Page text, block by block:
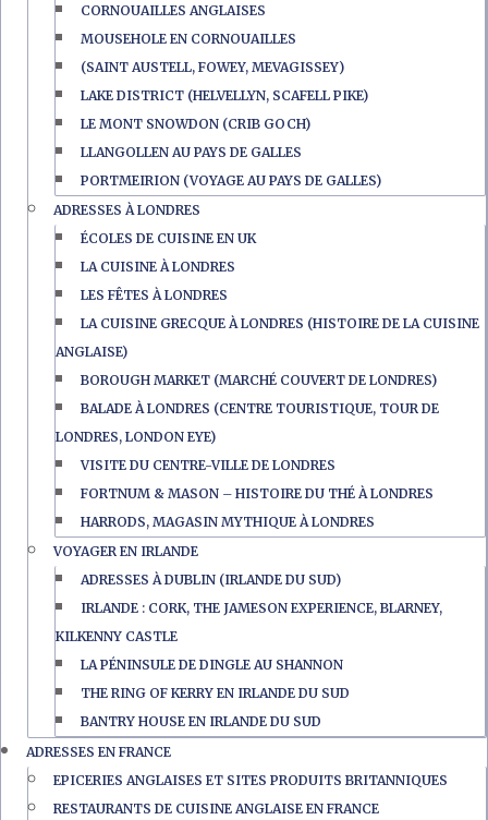
CORNOUAILLES ANGLAISES
MOUSEHOLE EN CORNOUAILLES
(SAINT AUSTELL, FOWEY, MEVAGISSEY)
LAKE DISTRICT (HELVELLYN, SCAFELL PIKE)
LE MONT SNOWDON (CRIB GOCH)
LLANGOLLEN AU PAYS DE GALLES
PORTMEIRION (VOYAGE AU PAYS DE GALLES)
ADRESSES À LONDRES
ÉCOLES DE CUISINE EN UK
LA CUISINE À LONDRES
LES FÊTES À LONDRES
LA CUISINE GRECQUE À LONDRES (HISTOIRE DE LA CUISINE
ANGLAISE)
BOROUGH MARKET (MARCHÉ COUVERT DE LONDRES)
BALADE À LONDRES (CENTRE TOURISTIQUE, TOUR DE
LONDRES, LONDON EYE)
VISITE DU CENTRE-VILLE DE LONDRES
FORTNUM & MASON – HISTOIRE DU THÉ À LONDRES
HARRODS, MAGASIN MYTHIQUE À LONDRES
VOYAGER EN IRLANDE
ADRESSES À DUBLIN (IRLANDE DU SUD)
IRLANDE : CORK, THE JAMESON EXPERIENCE, BLARNEY,
KILKENNY CASTLE
LA PÉNINSULE DE DINGLE AU SHANNON
THE RING OF KERRY EN IRLANDE DU SUD
BANTRY HOUSE EN IRLANDE DU SUD
ADRESSES EN FRANCE
EPICERIES ANGLAISES ET SITES PRODUITS BRITANNIQUES
RESTAURANTS DE CUISINE ANGLAISE EN FRANCE